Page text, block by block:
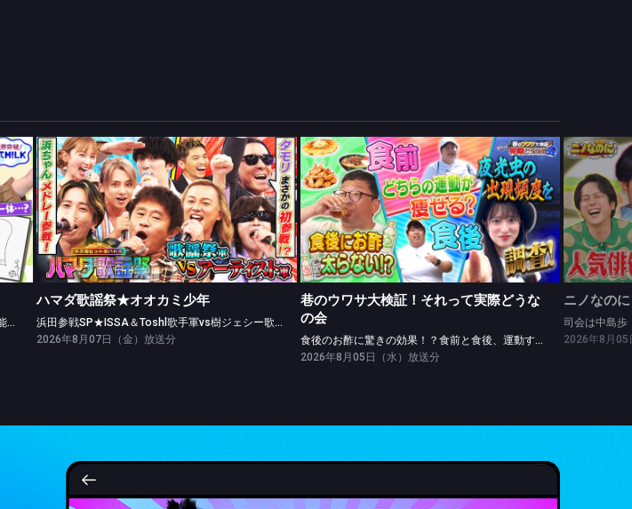
絵だけでAIにお題を伝えろ！新ゲームで絵の才能開花！？
絵だけでAIにお題を伝えろ！新ゲームで絵の才能開花！？
ハマダ歌謡祭★オオカミ少年
浜田参戦SP★ISSA＆Toshl歌手軍vs樹ジェシー歌謡祭軍
ハマダ歌謡祭★オオカミ少年
浜田参戦SP★ISSA＆Toshl歌手軍vs樹ジェシー歌謡祭軍
2026年8月07日（金）放送分
巷のウワサ大検証！それって実際どうなの会
食後のお酢に驚きの効果！？食前と食後、運動するなら？
巷のウワサ大検証！それって実際どうな
の会
食後のお酢に驚きの効果！？食前と食後、運動するなら？
2026年8月05日（水）放送分
司会は中
ニノなのに
司会は中島歩
2026年8月05